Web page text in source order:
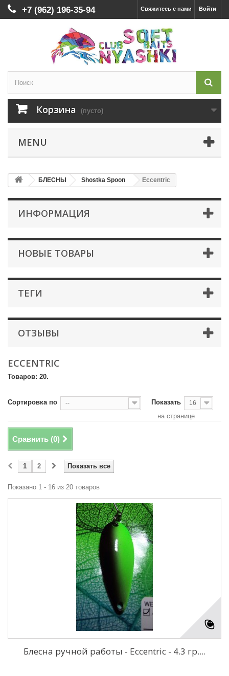
Войти
Свяжитесь с нами
+7 (962) 196-35-94
Корзина (пусто)
MENU
БЛЕСНЫ Shostka Spoon Eccentric
ИНФОРМАЦИЯ
НОВЫЕ ТОВАРЫ
ТЕГИ
ОТЗЫВЫ
ECCENTRIC
Товаров: 20.
Сортировка по -- Показать 16
на странице
Сравнить (0)
Показать все
1 2
Показано 1 - 16 из 20 товаров
Блесна ручной работы - Eccentric - 4.3 гр....